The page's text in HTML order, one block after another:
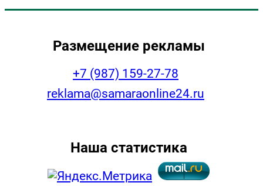
Размещение рекламы
+7 (987) 159-27-78
reklama@samaraonline24.ru
Наша статистика